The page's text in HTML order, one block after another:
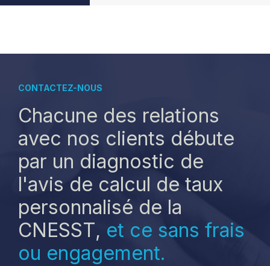
CONTACTEZ-NOUS
Chacune des relations
avec nos clients débute
par un diagnostic de
l'avis de calcul de taux
personnalisé de la
CNESST, et ce sans frais
ou engagement.